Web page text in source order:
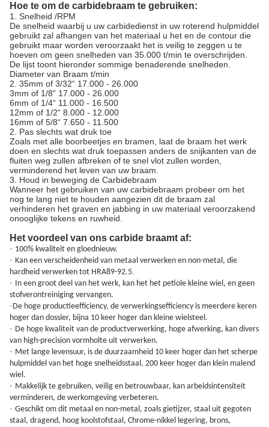
Hoe te om de carbidebraam te gebruiken:
1. Snelheid /RPM
De snelheid waarbij u uw carbidedienst in uw roterend hulpmiddel
gebruikt zal afhangen van het materiaal u het en de contour die
gebruikt maar worden veroorzaakt het is veilig te zeggen u te
hoeven om geen snelheden van 35.000 t/min te overschrijden.
De lijst toont hieronder sommige benaderende snelheden.
Diameter van Braam t/min
2. 35mm of 3/32“ 17.000 - 26.000
3mm of 1/8“ 17.000 - 26.000
6mm of 1/4“ 11.000 - 16.500
12mm of 1/2“ 8.000 - 12.000
16mm of 5/8“ 7.650 - 11.500
2. Pas slechts wat druk toe
Zoals met alle boorbeetjes en bramen, laat de braam het werk
doen en slechts wat druk toepassen anders de snijkanten van de
fluiten weg zullen afbreken of te snel vlot zullen worden,
verminderend het leven van uw braam.
3. Houd in beweging de Carbidebraam
Wanneer het gebruiken van uw carbidebraam probeer om het
nog te lang niet te houden aangezien dit de braam zal
verhinderen het graven en jabbing in uw materiaal veroorzakend
onooglijke tekens en ruwheid.
Het voordeel van ons carbide braamt af:
· 100% kwaliteit en gloednieuw.
· Kan een verscheidenheid van metaal verwerken en non-metal, die
hardheid verwerken tot HRA89-92.5
· In een groot deel van het werk, kan het het petiole kleine wiel, en geen
stofverontreiniging vervangen.
· De hoge productieefficiency, de verwerkingsefficiency is meerdere keren
hoger dan dossier, bijna 10 keer hoger dan kleine wielsteel.
· De hoge kwaliteit van de productverwerking, hoge afwerking, kan divers
van high-precision vormholte uit verwerken.
· Met lange levensuur, is de duurzaamheid 10 keer hoger dan het scherpe
hulpmiddel van het hoge snelheidsstaal, 200 keer hoger dan klein malend
wiel.
· Makkelijk te gebruiken, veilig en betrouwbaar, kan arbeidsintensiteit
verminderen, de werkomgeving verbeteren.
· Geschikt om dit metaal en non-metal, zoals gietijzer, staal uit gegoten
staal, dragend, hoog koolstofstaal, Chrome-nikkel legering, brons,